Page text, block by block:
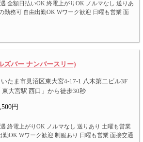
全額日払いOK 終電上がりOK ノルマなし 送りあ
勤務可 自由出勤OK Wワーク歓迎 日曜も営業 面
ズバー ナンバースリー)
たま市見沼区東大宮4-17-1 八木第二ビル3F
大宮駅 西口」から徒歩30秒
円
終電上がりOK ノルマなし 送りあり 土曜も営業
勤OK Wワーク歓迎 制服あり 日曜も営業 面接交通